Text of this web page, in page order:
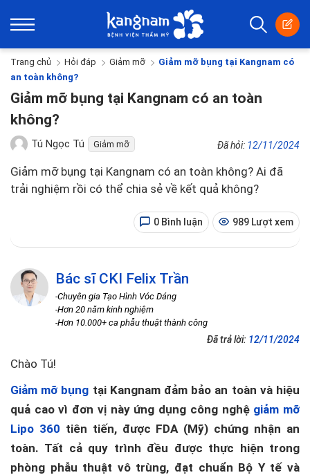
Trang chủ Hỏi đáp Giảm mỡ
Giảm mỡ bụng tại Kangnam có
an toàn không?
Giảm mỡ bụng tại Kangnam có an toàn
không?
Tú Ngọc Tú Giảm mỡ Đã hỏi: 12/11/2024
Giảm mỡ bụng tại Kangnam có an toàn không? Ai đã
trải nghiệm rồi có thể chia sẻ về kết quả không?
0 Bình luận 989 Lượt xem
Bác sĩ CKI Felix Trần
-Chuyên gia Tạo Hình Vóc Dáng
-Hơn 20 năm kinh nghiệm
-Hơn 10.000+ ca phẫu thuật thành công
Đã trả lời: 12/11/2024
Chào Tú!
Giảm mỡ bụng tại Kangnam đảm bảo an toàn và hiệu
quả cao vì đơn vị này ứng dụng công nghệ giảm mỡ
Lipo 360 tiên tiến, được FDA (Mỹ) chứng nhận an
toàn. Tất cả quy trình đều được thực hiện trong
phòng phẫu thuật vô trùng, đạt chuẩn Bộ Y tế và